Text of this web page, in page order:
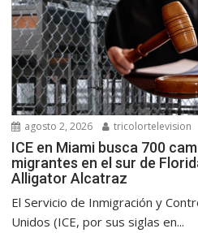
agosto 2, 2026 tricolortelevision
ICE en Miami busca 700
migrantes en el sur de
Alligator Alcatraz
El Servicio de Inmigración y
Unidos (ICE, por sus siglas en...